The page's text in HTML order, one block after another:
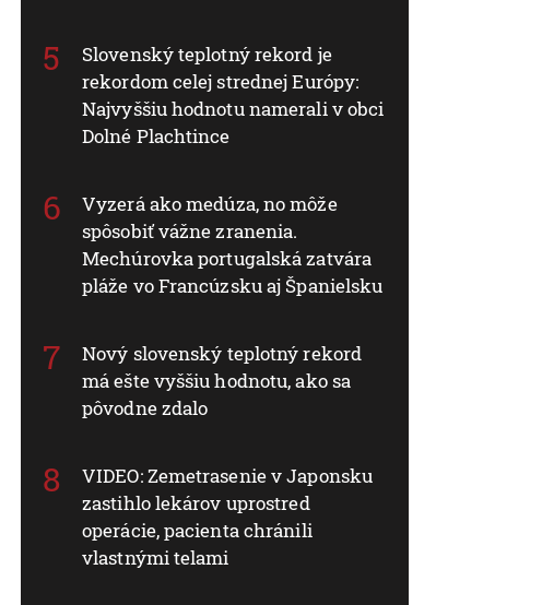
Slovenský teplotný rekord je
rekordom celej strednej Európy:
Najvyššiu hodnotu namerali v obci
Dolné Plachtince
Vyzerá ako medúza, no môže
spôsobiť vážne zranenia.
Mechúrovka portugalská zatvára
pláže vo Francúzsku aj Španielsku
Nový slovenský teplotný rekord
má ešte vyššiu hodnotu, ako sa
pôvodne zdalo
VIDEO: Zemetrasenie v Japonsku
zastihlo lekárov uprostred
operácie, pacienta chránili
vlastnými telami